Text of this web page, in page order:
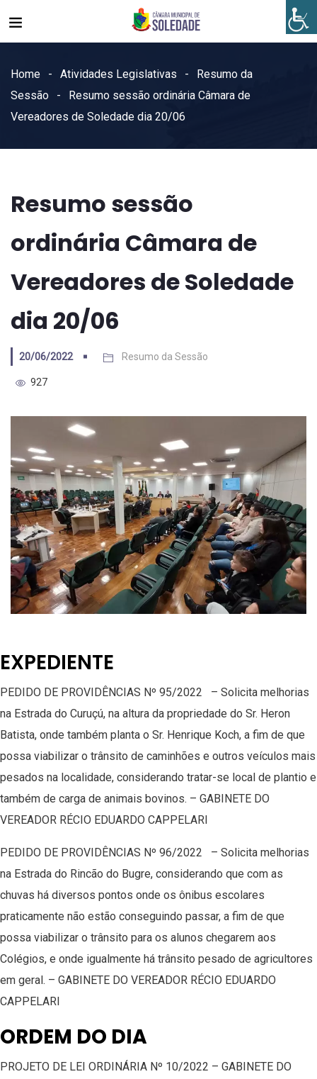
Home Atividades Legislativas
Resumo da
Sessão
Resumo sessão ordinária Câmara de
Vereadores de Soledade dia 20/06
Resumo sessão
ordinária Câmara de
Vereadores de Soledade
dia 20/06
20/06/2022 Resumo da Sessão
927
EXPEDIENTE
PEDIDO DE PROVIDÊNCIAS Nº 95/2022 – Solicita melhorias
na Estrada do Curuçú, na altura da propriedade do Sr. Heron
Batista, onde também planta o Sr. Henrique Koch, a fim de que
possa viabilizar o trânsito de caminhões e outros veículos mais
pesados na localidade, considerando tratar-se local de plantio e
também de carga de animais bovinos. – GABINETE DO
VEREADOR RÉCIO EDUARDO CAPPELARI
PEDIDO DE PROVIDÊNCIAS Nº 96/2022 – Solicita melhorias
na Estrada do Rincão do Bugre, considerando que com as
chuvas há diversos pontos onde os ônibus escolares
praticamente não estão conseguindo passar, a fim de que
possa viabilizar o trânsito para os alunos chegarem aos
Colégios, e onde igualmente há trânsito pesado de agricultores
em geral. – GABINETE DO VEREADOR RÉCIO EDUARDO
CAPPELARI
ORDEM DO DIA
PROJETO DE LEI ORDINÁRIA Nº 10/2022 – GABINETE DO